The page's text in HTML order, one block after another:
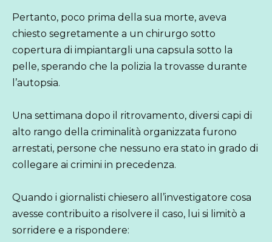
Pertanto, poco prima della sua morte, aveva
chiesto segretamente a un chirurgo sotto
copertura di impiantargli una capsula sotto la
pelle, sperando che la polizia la trovasse durante
l’autopsia.
Una settimana dopo il ritrovamento, diversi capi di
alto rango della criminalità organizzata furono
arrestati, persone che nessuno era stato in grado di
collegare ai crimini in precedenza.
Quando i giornalisti chiesero all’investigatore cosa
avesse contribuito a risolvere il caso, lui si limitò a
sorridere e a rispondere: